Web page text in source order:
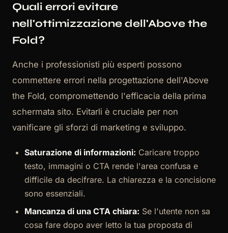
Quali errori evitare
nell'ottimizzazione dell'Above the
Fold?
Anche i professionisti più esperti possono
commettere errori nella progettazione dell'Above
the Fold, compromettendo l'efficacia della prima
schermata sito. Evitarli è cruciale per non
vanificare gli sforzi di marketing e sviluppo.
Saturazione di informazioni: Caricare troppo
testo, immagini o CTA rende l'area confusa e
difficile da decifrare. La chiarezza e la concisione
sono essenziali.
Mancanza di una CTA chiara: Se l'utente non sa
cosa fare dopo aver letto la tua proposta di